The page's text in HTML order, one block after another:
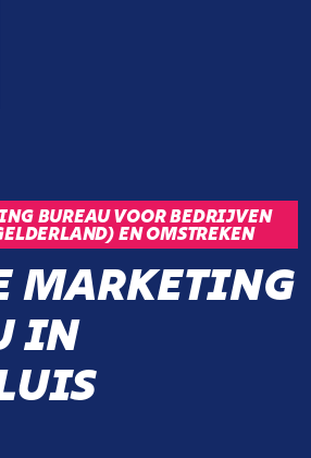
BUREAU VOOR BEDRIJVEN
EN OMSTREKEN
MARKETING
IN